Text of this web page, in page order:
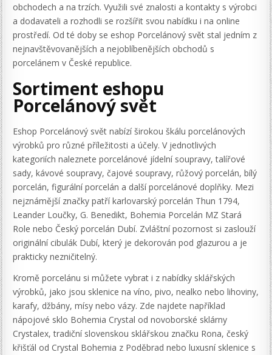
obchodech a na trzích. Využili své znalosti a kontakty s výrobci
a dodavateli a rozhodli se rozšířit svou nabídku i na online
prostředí. Od té doby se eshop Porcelánový svět stal jedním z
nejnavštěvovanějších a nejoblíbenějších obchodů s
porcelánem v České republice.
Sortiment eshopu
Porcelánový svět
Eshop Porcelánový svět nabízí širokou škálu porcelánových
výrobků pro různé příležitosti a účely. V jednotlivých
kategoriích naleznete porcelánové jídelní soupravy, talířové
sady, kávové soupravy, čajové soupravy, růžový porcelán, bílý
porcelán, figurální porcelán a další porcelánové doplňky. Mezi
nejznámější značky patří karlovarský porcelán Thun 1794,
Leander Loučky, G. Benedikt, Bohemia Porcelán MZ Stará
Role nebo Český porcelán Dubí. Zvláštní pozornost si zaslouží
originální cibulák Dubí, který je dekorován pod glazurou a je
prakticky nezničitelný.
Kromě porcelánu si můžete vybrat i z nabídky sklářských
výrobků, jako jsou sklenice na víno, pivo, nealko nebo lihoviny,
karafy, džbány, mísy nebo vázy. Zde najdete například
nápojové sklo Bohemia Crystal od novoborské sklárny
Crystalex, tradiční slovenskou sklářskou značku Rona, český
křišťál od Crystal Bohemia z Poděbrad nebo luxusní sklenice s